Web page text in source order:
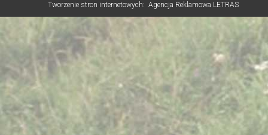
Tworzenie stron internetowych: Agencja Reklamowa LETRAS